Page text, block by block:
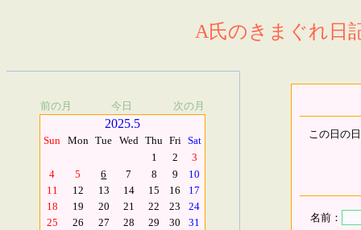
A氏のきまぐれ日
前の月 今日 次の月
2025.5
Sun Mon Tue Wed Thu Fri Sat
1
2
3
4
5 6 7 8 9
10
11
12 13 14 15 16
17
18
19 20 21 22 23
24
25
26 27 28 29 30 31
この日の
名前：